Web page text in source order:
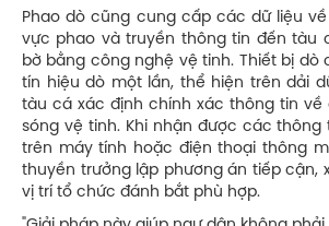
Phao dò cũng cung cấp các dữ liệu
vực phao và truyền thông tin đến tàu
bờ bằng công nghệ vệ tinh. Thiết bị dò
tín hiệu dò một lần, thể hiện trên dải
tàu cá xác định chính xác thông tin về
sóng vệ tinh. Khi nhận được các
trên máy tính hoặc điện thoại thông
thuyền trưởng lập phương án tiếp cận,
vị trí tổ chức đánh bắt phù hợp.